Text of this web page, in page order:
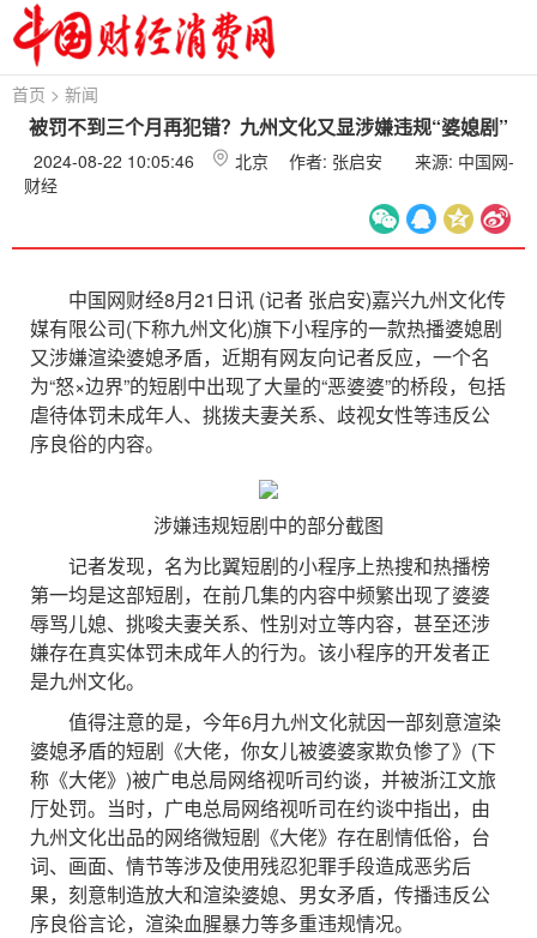
首页 > 新闻
被罚不到三个月再犯错？九州文化又显涉嫌违规“婆媳剧”
2024-08-22 10:05:46 北京 作者: 张启安
来源: 中国网-
财经
中国网财经8月21日讯 (记者 张启安)嘉兴九州文化传
媒有限公司(下称九州文化)旗下小程序的一款热播婆媳剧
又涉嫌渲染婆媳矛盾，近期有网友向记者反应，一个名
为“怒×边界”的短剧中出现了大量的“恶婆婆”的桥段，包括
虐待体罚未成年人、挑拨夫妻关系、歧视女性等违反公
序良俗的内容。
涉嫌违规短剧中的部分截图
记者发现，名为比翼短剧的小程序上热搜和热播榜
第一均是这部短剧，在前几集的内容中频繁出现了婆婆
辱骂儿媳、挑唆夫妻关系、性别对立等内容，甚至还涉
嫌存在真实体罚未成年人的行为。该小程序的开发者正
是九州文化。
值得注意的是，今年6月九州文化就因一部刻意渲染
婆媳矛盾的短剧《大佬，你女儿被婆婆家欺负惨了》(下
称《大佬》)被广电总局网络视听司约谈，并被浙江文旅
厅处罚。当时，广电总局网络视听司在约谈中指出，由
九州文化出品的网络微短剧《大佬》存在剧情低俗，台
词、画面、情节等涉及使用残忍犯罪手段造成恶劣后
果，刻意制造放大和渲染婆媳、男女矛盾，传播违反公
序良俗言论，渲染血腥暴力等多重违规情况。